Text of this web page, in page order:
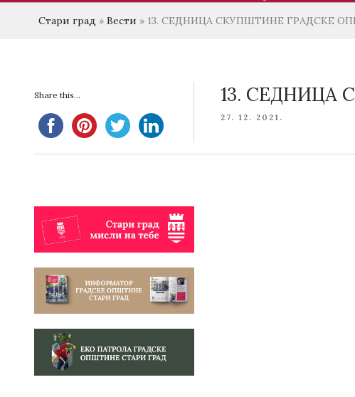
Стари град » Вести » 13. СЕДНИЦA СКУПШТИНЕ ГРАДСКЕ
Share this... 13. СЕДНИЦA
POSTED
27. 12. 2021.